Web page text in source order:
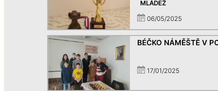
MLÁDEŽ
06/05/2025
BÉČKO NÁMĚŠTĚ V
17/01/2025